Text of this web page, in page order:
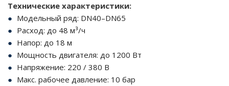
Технические характеристики:
Модельный ряд: DN40–DN65
Расход: до 48 м³/ч
Напор: до 18 м
Мощность двигателя: до 1200 Вт
Напряжение: 220 / 380 В
Макс. рабочее давление: 10 бар